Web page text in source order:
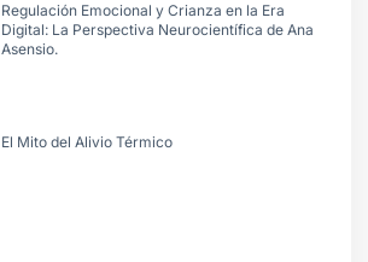
Regulación Emocional y Crianza en la Era
Digital: La Perspectiva Neurocientífica de Ana
Asensio.
El Mito del Alivio Térmico